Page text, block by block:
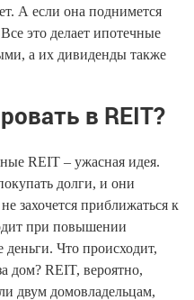
А если она поднимется
это делает ипотечные
а их дивиденды также
в REIT?
REIT – ужасная идея.
долги, и они
захочется приближаться к
при повышении
Что происходит,
дом? REIT, вероятно,
двум домовладельцам,